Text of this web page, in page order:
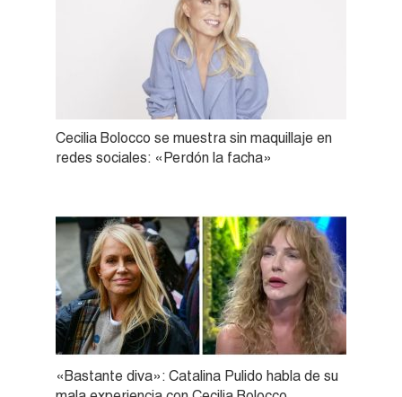
Cecilia Bolocco se muestra sin maquillaje en
redes sociales: «Perdón la facha»
«Bastante diva»: Catalina Pulido habla de su